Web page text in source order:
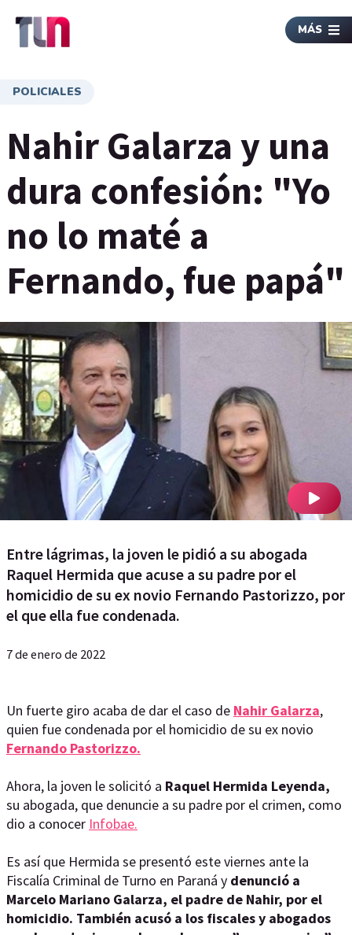
MÁS
POLICIALES
Nahir Galarza y una
dura confesión: "Yo
no lo maté a
Fernando, fue papá"
Entre lágrimas, la joven le pidió a su abogada
Raquel Hermida que acuse a su padre por el
homicidio de su ex novio Fernando Pastorizzo, por
el que ella fue condenada.
7 de enero de 2022
Un fuerte giro acaba de dar el caso de Nahir Galarza,
quien fue condenada por el homicidio de su ex novio
Fernando Pastorizzo.
Ahora, la joven le solicitó a Raquel Hermida Leyenda,
su abogada, que denuncie a su padre por el crimen, como
dio a conocer Infobae.
Es así que Hermida se presentó este viernes ante la
Fiscalía Criminal de Turno en Paraná y denunció a
Marcelo Mariano Galarza, el padre de Nahir, por el
homicidio. También acusó a los fiscales y abogados